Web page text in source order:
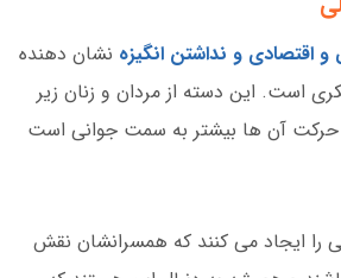
اقتصادی و نداشتن انگیزه نشان دهنده
است. این دسته از مردان و زنان زیر
حرکت آن ها بیشتر به سمت جوانی است
را ایجاد می کنند که همسرانشان نقش